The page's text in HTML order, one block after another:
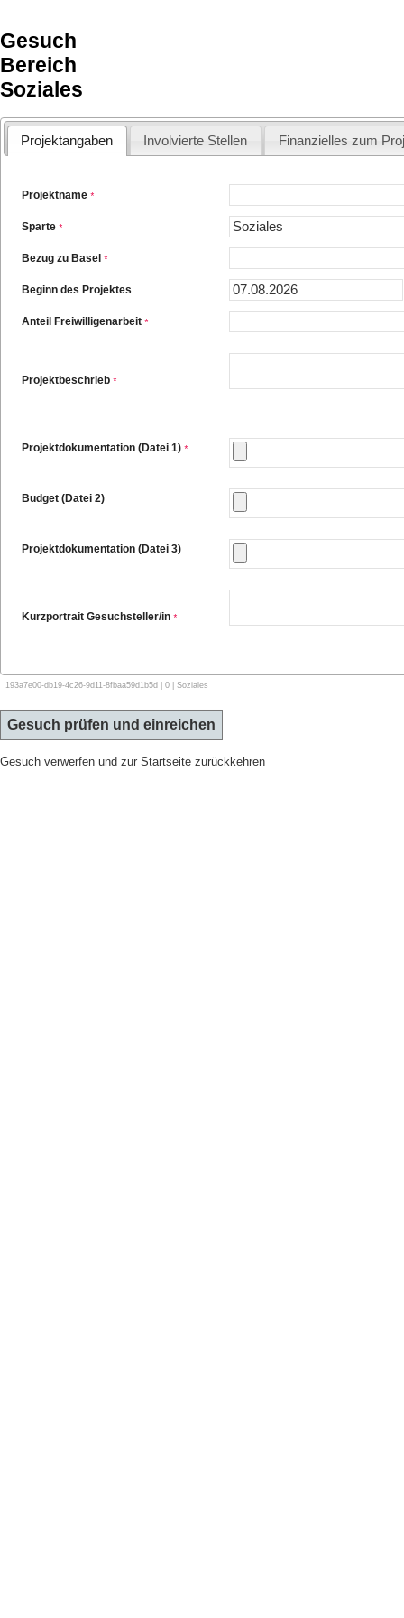
Gesuch
Bereich
Soziales
Projektangaben Involvierte Stellen Finanzielles zum
Projektname*
Sparte*
Bezug zu Basel*
Beginn des Projektes
Anteil Freiwilligenarbeit*
Projektbeschrieb*
Projektdokumentation (Datei 1) *
Budget (Datei 2)
Projektdokumentation (Datei 3)
Kurzportrait Gesuchsteller/in*
193a7e00-db19-4c26-9d11-8fbaa59d1b5d | 0 | Soziales
Gesuch verwerfen und zur Startseite zurückkehren